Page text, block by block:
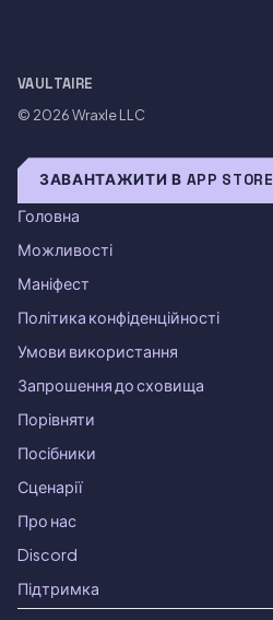
VAULTAIRE
© 2026Wraxle LLC
ЗАВАНТАЖИТИ В APP STORE
Головна
Можливості
Маніфест
Політика конфіденційності
Умови використання
Запрошення до сховища
Порівняти
Посібники
Сценарії
Про нас
Discord
Підтримка